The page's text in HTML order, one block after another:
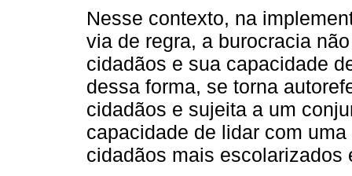
Nesse contexto, na
via de regra, a burocracia
cidadãos e sua capacidade
dessa forma, se torna
cidadãos e sujeita a um
capacidade de lidar com
cidadãos mais escolarizados